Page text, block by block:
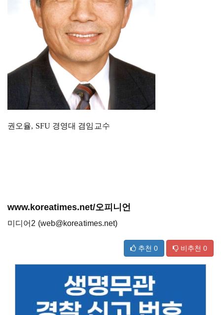
권오율, SFU 경영대 겸임교수
www.koreatimes.net/오피니언
미디어2 (web@koreatimes.net)
추천 0 비추천 0